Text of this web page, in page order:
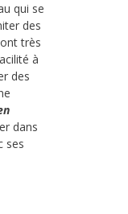
qui se
des
très
à
des
dans
ses